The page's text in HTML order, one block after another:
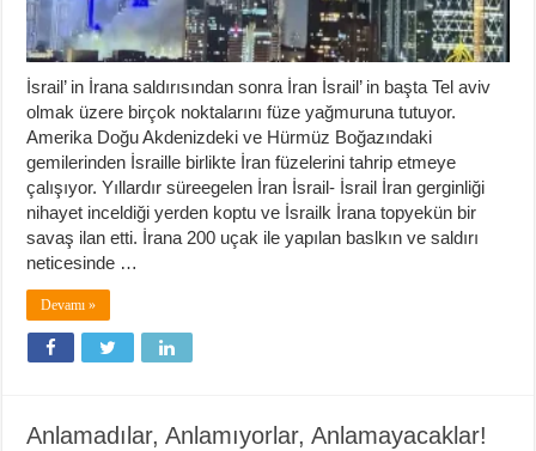
İsrail’ in İrana saldırısından sonra İran İsrail’ in başta Tel aviv
olmak üzere birçok noktalarını füze yağmuruna tutuyor.
Amerika Doğu Akdenizdeki ve Hürmüz Boğazındaki
gemilerinden İsraille birlikte İran füzelerini tahrip etmeye
çalışıyor. Yıllardır süreegelen İran İsrail- İsrail İran gerginliği
nihayet inceldiği yerden koptu ve İsrailk İrana topyekün bir
savaş ilan etti. İrana 200 uçak ile yapılan baslkın ve saldırı
neticesinde …
Devamı »
Anlamadılar, Anlamıyorlar, Anlamayacaklar!